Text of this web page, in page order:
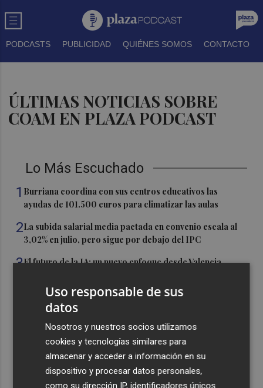
PODCASTS PUBLICIDAD QUIÉNES SOMOS CONTACTO
ÚLTIMAS NOTICIAS SOBRE
COAM EN PLAZA PODCAST
Lo Más Escuchado
1 Burriana coordina con sus centros educativos las
ayudas de 101.500 euros para climatizar las aulas
2La subida salarial media pactada en convenio escala al
3,02% en julio, pero sigue por debajo del IPC
3El futuro de la IA: un nuevo enfoque desde Valencia
La calle Cantarerías de Cartagena estrena pavimento:
avanza la obra de la Morería Baja como nuevo eje
peatonal hacia San Fernando
La empresa murciana Campounión renuncia al limón y
trasladará su actividad a Fuente Álamo
Uso responsable de sus
datos
Nosotros y nuestros socios utilizamos
cookies y tecnologías similares para
almacenar y acceder a información en su
dispositivo y procesar datos personales,
como su dirección IP, identificadores únicos